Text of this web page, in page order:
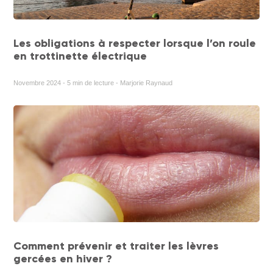
Les obligations à respecter lorsque l’on roule
en trottinette électrique
Novembre 2024 - 5 min de lecture - Marjorie Raynaud
Comment prévenir et traiter les lèvres
gercées en hiver ?